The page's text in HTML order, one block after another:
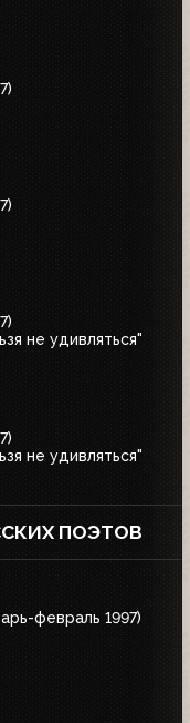
не удивляться"
не удивляться"
ПОЭТОВ
февраль 1997)